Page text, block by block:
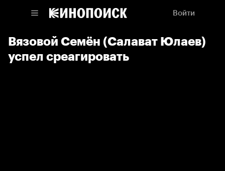
Войти
Вязовой Семён (Салават Юлаев)
успел среагировать